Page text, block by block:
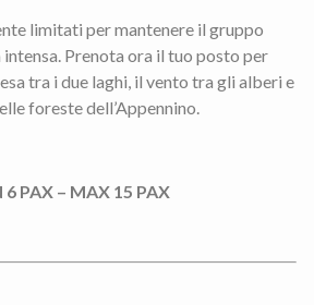
limitati per mantenere il gruppo
intensa. Prenota ora il tuo posto per
tra i due laghi, il vento tra gli alberi e
foreste dell’Appennino.
6 PAX – MAX 15 PAX